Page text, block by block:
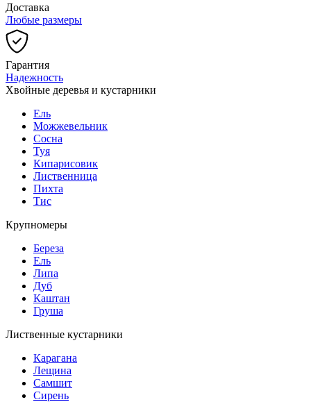
Доставка
Любые размеры
Гарантия
Надежность
Хвойные деревья и кустарники
Ель
Можжевельник
Сосна
Туя
Кипарисовик
Лиственница
Пихта
Тис
Крупномеры
Береза
Ель
Липа
Дуб
Каштан
Груша
Лиственные кустарники
Карагана
Лещина
Самшит
Сирень